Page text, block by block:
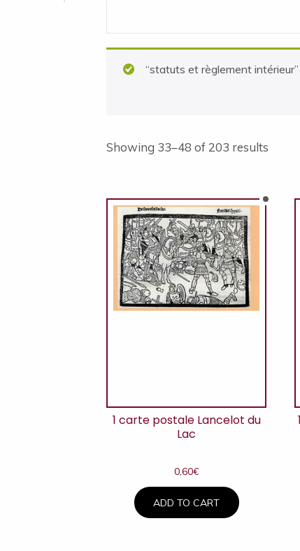
“statuts et règlement
Showing 33–48 of 203 results
1 carte postale Lancelot du
Lac
0,60€
ADD TO CART